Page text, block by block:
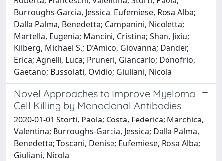
Burroughs-Garcia, Jessica; Eufemiese, Rosa Alba;
Dalla Palma, Benedetta; Campanini, Nicoletta;
Martella, Eugenia; Mancini, Cristina; Shan, Jixiu;
Kilberg, Michael S.; D’Amico, Giovanna; Dander,
Erica; Agnelli, Luca; Pruneri, Giancarlo; Donofrio,
Gaetano; Bussolati, Ovidio; Giuliani, Nicola
Novel Approaches to Improve Myeloma
Cell Killing by Monoclonal Antibodies
2020-01-01 Storti, Paola; Costa, Federica; Marchica,
Valentina; Burroughs-Garcia, Jessica; Dalla Palma,
Benedetta; Toscani, Denise; Eufemiese, Rosa Alba;
Giuliani, Nicola